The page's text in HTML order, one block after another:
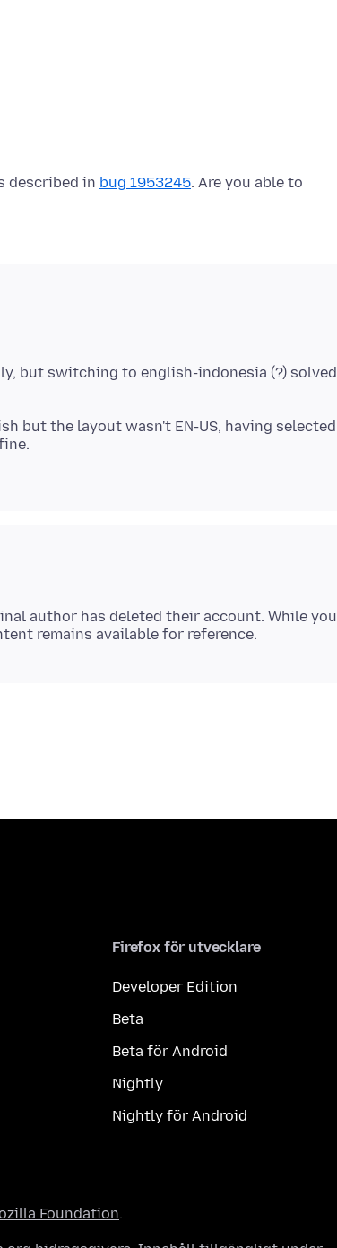
described in bug 1953245. Are you able to
but switching to english-indonesia (?) solved
but the layout wasn't EN-US, having selected
author has deleted their account. While you
Firefox för utvecklare
Developer Edition
Beta
Beta för Android
Nightly
Nightly för Android
Foundation.